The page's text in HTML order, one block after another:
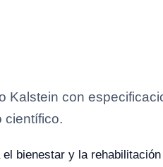
Kalstein con
científico.
bienestar y la